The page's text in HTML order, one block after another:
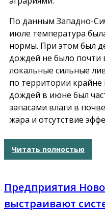
По данным Западно-
июле температура
нормы. При этом был
дождей не было почти
локальные сильные
по территории
дождей в июне был
запасами влаги в
жара и отсутствие
Читать полностью
Предприятия
выстраивают